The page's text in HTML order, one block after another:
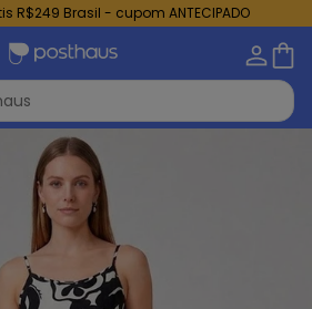
R$249 Brasil - cupom ANTECIPADO